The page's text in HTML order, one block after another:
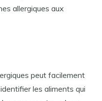
allergiques aux
peut facilement
les aliments qui